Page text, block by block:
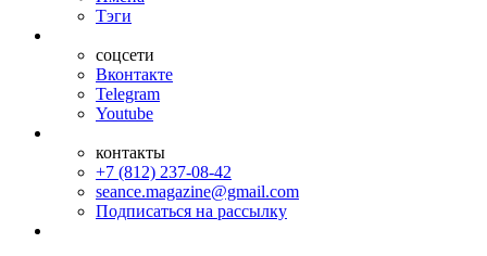
Тэги
соцсети
Вконтакте
Telegram
Youtube
контакты
+7 (812) 237-08-42
seance.magazine@gmail.com
Подписаться на рассылку